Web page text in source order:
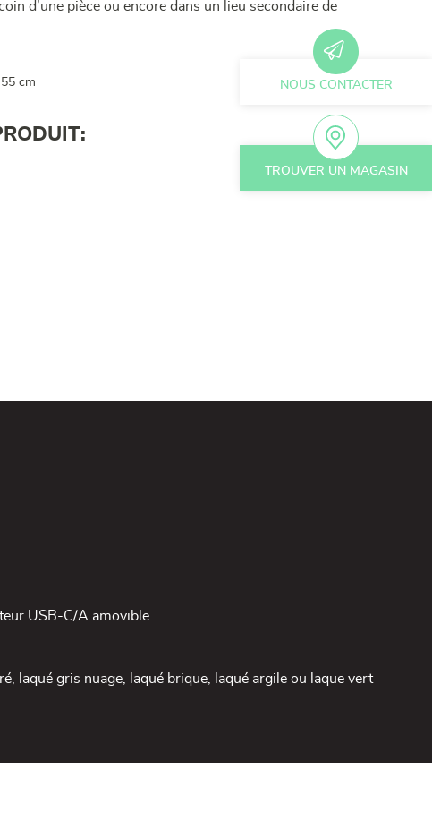
NOUS CONTACTER
TROUVER UN MAGASIN
d’une pièce ou encore dans un lieu secondaire de
cm
USB-C/A amovible
laqué gris nuage, laqué brique, laqué argile ou laque vert